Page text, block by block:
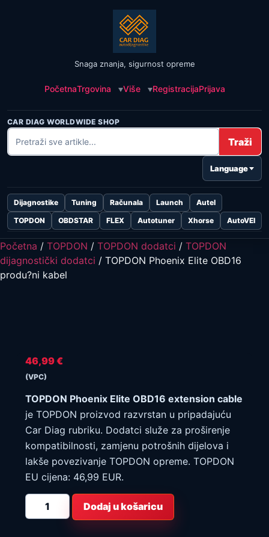
Snaga znanja, sigurnost opreme
PočetnaTrgovina Više RegistracijaPrijava
CAR DIAG WORLDWIDE SHOP
Traži
Language
Dijagnostike Tuning Računala Launch
Autel
TOPDON
OBDSTAR FLEX Autotuner Xhorse AutoVEI
Početna / TOPDON / TOPDON dodatci / TOPDON
dijagnostički dodatci / TOPDON Phoenix Elite OBD16
produ?ni kabel
46,99€
(VPC)
TOPDON Phoenix Elite OBD16 extension cable
je TOPDON proizvod razvrstan u pripadajuću
Car Diag rubriku. Dodatci služe za proširenje
kompatibilnosti, zamjenu potrošnih dijelova i
lakše povezivanje TOPDON opreme. TOPDON
EU cijena: 46,99 EUR.
TOPDON
Phoenix
Elite
Dodaj u košaricu